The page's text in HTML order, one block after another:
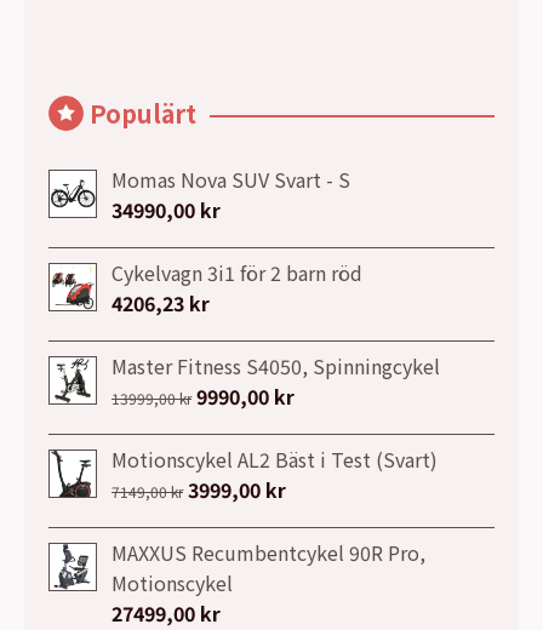
Populärt
Momas Nova SUV Svart - S
34990,00 kr
Cykelvagn 3i1 för 2 barn röd
4206,23 kr
Master Fitness S4050, Spinningcykel
13999,00kr Det
ursprungliga
priset
var:
9990,00 kr
nuvarande
priset
Motionscykel AL2 Bäst i Test (Svart)
7149,00kr Det
ursprungliga
priset
var:
7149,00 kr.
3999,00 kr
nuvarande
priset
MAXXUS Recumbentcykel 90R Pro,
Motionscykel
27499,00 kr